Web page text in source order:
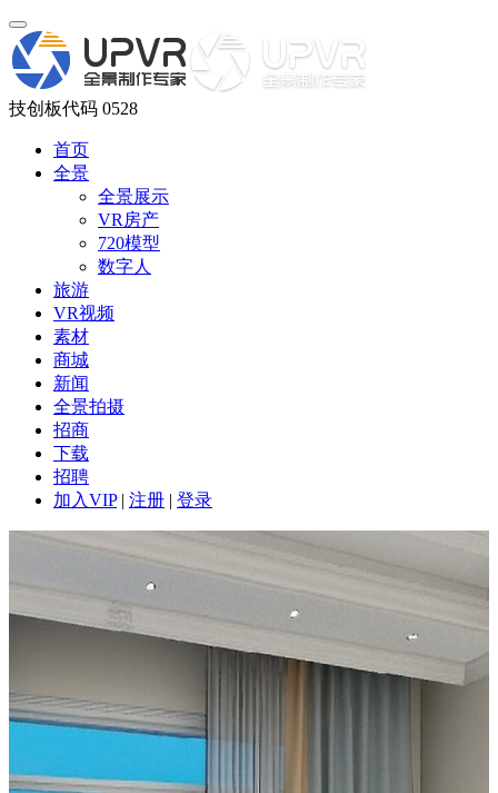
技创板代码 0528
首页
全景
全景展示
VR房产
720模型
数字人
旅游
VR视频
素材
商城
新闻
全景拍摄
招商
下载
招聘
加入VIP | 注册 | 登录